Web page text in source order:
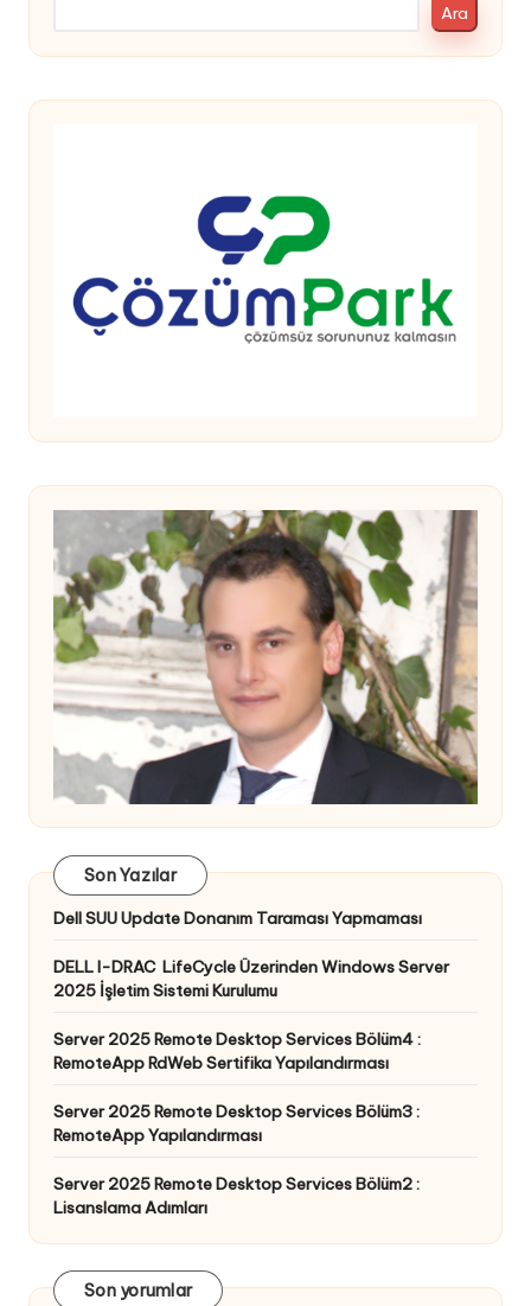
Ara
Son Yazılar
Dell SUU Update Donanım Taraması Yapmaması
DELL I-DRAC LifeCycle Üzerinden Windows Server
2025 İşletim Sistemi Kurulumu
Server 2025 Remote Desktop Services Bölüm4 :
RemoteApp RdWeb Sertifika Yapılandırması
Server 2025 Remote Desktop Services Bölüm3 :
RemoteApp Yapılandırması
Server 2025 Remote Desktop Services Bölüm2 :
Lisanslama Adımları
Son yorumlar